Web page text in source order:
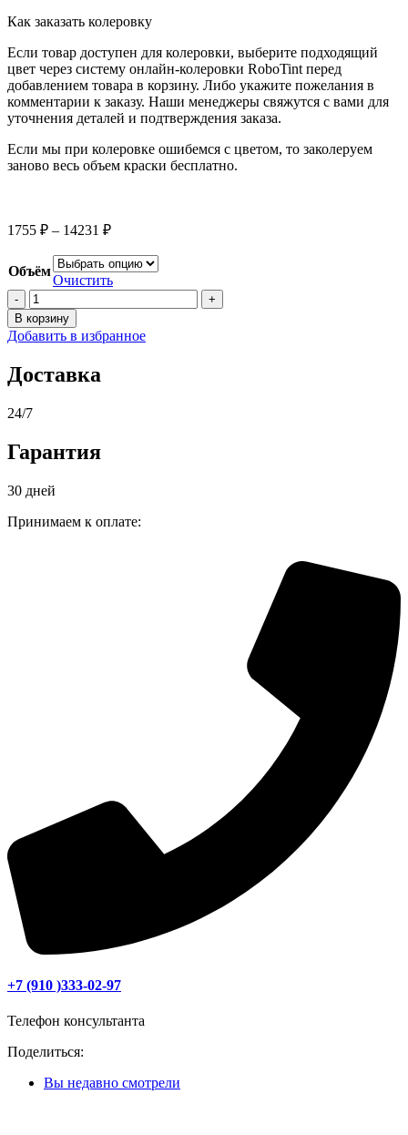
Как заказать колеровку
Если товар доступен для колеровки, выберите подходящий
цвет через систему онлайн-колеровки RoboTint перед
добавлением товара в корзину. Либо укажите пожелания в
комментарии к заказу. Наши менеджеры свяжутся с вами для
уточнения деталей и подтверждения заказа.
Если мы при колеровке ошибемся с цветом, то заколеруем
заново весь объем краски бесплатно.
1755 ₽ – 14231 ₽Диапазон
1755 ₽
–
Объём
Очистить
Количество
товара
Лазурь
PINOTEX
ОРЕГОН
ПИНОТЕКС
для
древесины
В корзину
Добавить в избранное
Доставка
24/7
Гарантия
30 дней
Принимаем к оплате:
+7 (910 )333-02-97
Телефон консультанта
Поделиться:
Вы недавно смотрели